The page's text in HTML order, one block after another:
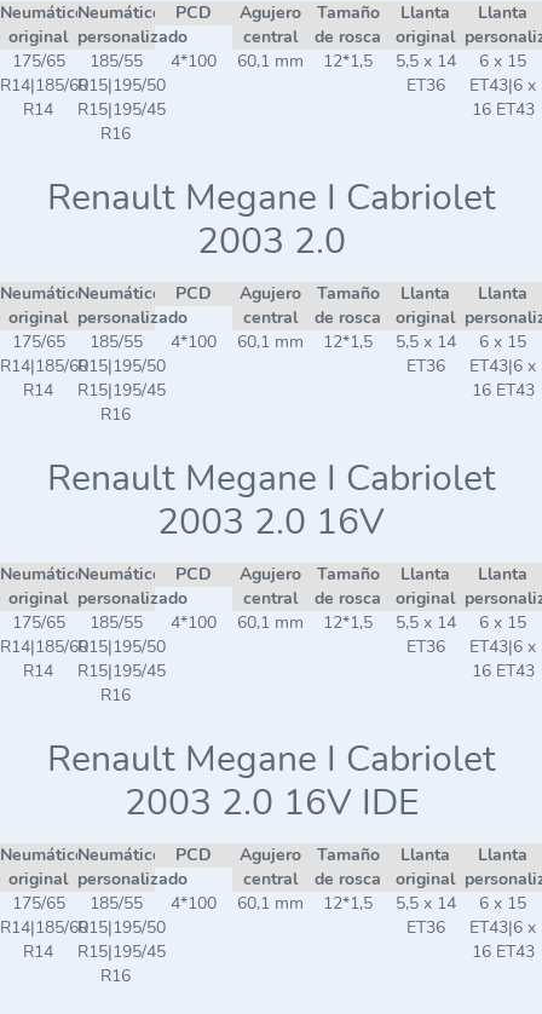
Neumático
original
Neumático
personalizado
PCD
Agujero
central
Tamaño
de rosca
Llanta
original
Llanta
175/65
R14|185/60
R14
185/55
R15|195/50
R15|195/45
R16
4*100 60,1 mm 12*1,5
5,5 x 14
ET36
6 x 15
ET43|6 x
16 ET43
Renault Megane I Cabriolet
2003 2.0
Neumático
original
Neumático
personalizado
PCD
Agujero
central
Tamaño
de rosca
Llanta
original
Llanta
175/65
R14|185/60
R14
185/55
R15|195/50
R15|195/45
R16
4*100 60,1 mm 12*1,5
5,5 x 14
ET36
6 x 15
ET43|6 x
16 ET43
Renault Megane I Cabriolet
2003 2.0 16V
Neumático
original
Neumático
personalizado
PCD
Agujero
central
Tamaño
de rosca
Llanta
original
Llanta
175/65
R14|185/60
R14
185/55
R15|195/50
R15|195/45
R16
4*100 60,1 mm 12*1,5
5,5 x 14
ET36
6 x 15
ET43|6 x
16 ET43
Renault Megane I Cabriolet
2003 2.0 16V IDE
Neumático
original
Neumático
personalizado
PCD
Agujero
central
Tamaño
de rosca
Llanta
original
Llanta
175/65
R14|185/60
R14
185/55
R15|195/50
R15|195/45
R16
4*100 60,1 mm 12*1,5
5,5 x 14
ET36
6 x 15
ET43|6 x
16 ET43